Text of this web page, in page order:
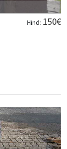
Hind: 150€